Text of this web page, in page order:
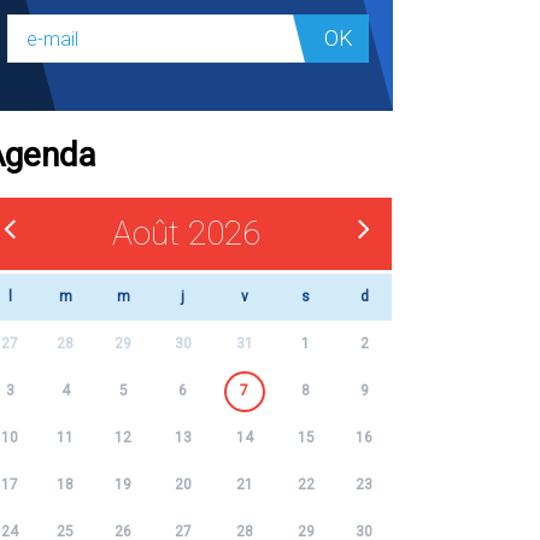
OK
Août 2026
m m j v s d
27 28 29 30 31 1 2
3 4 5 6 7 8 9
10 11 12 13 14 15 16
17 18 19 20 21 22 23
24 25 26 27 28 29 30